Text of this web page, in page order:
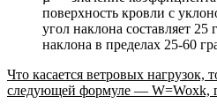
поверхность кровли с
угол наклона составляет 25
наклона в пределах 25-60
Что касается ветровых нагрузок,
следующей формуле — W=Woхk,